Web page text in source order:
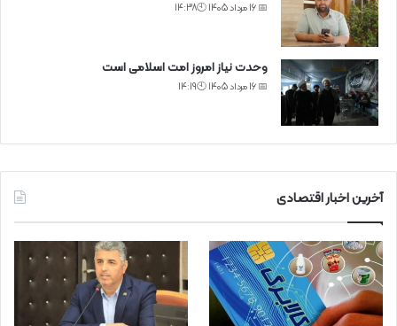
📅 16 مرداد 1405 🕙14:38
وحدت نیاز امروز امت اسلامی است
📅 16 مرداد 1405 🕙14:19
آخرین اخبار اقتصادی